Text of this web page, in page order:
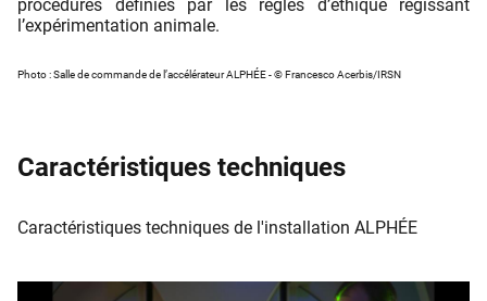
procédures définies par les règles d’éthique régissant
l’expérimentation animale.
Photo : Salle de commande de l’accélérateur ALPHÉE - © Francesco Acerbis/IRSN
Caractéristiques techniques
Caractéristiques techniques de l'installation ALPHÉE